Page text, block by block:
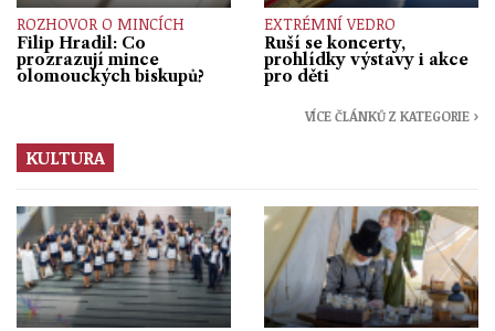
ROZHOVOR O MINCÍCH
Filip Hradil: Co
prozrazují mince
olomouckých biskupů?
EXTRÉMNÍ VEDRO
Ruší se koncerty,
prohlídky výstavy i akce
pro děti
VÍCE ČLÁNKŮ Z KATEGORIE ›
KULTURA